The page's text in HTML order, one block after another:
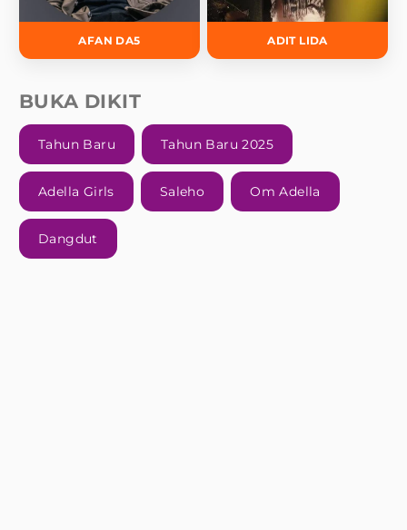
AFAN DA5 ADIT LIDA
BUKA DIKIT
Tahun Baru Tahun Baru 2025
Adella Girls Saleho Om Adella
Dangdut